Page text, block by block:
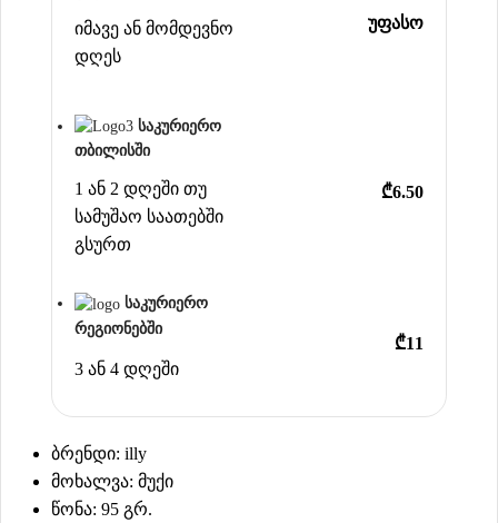
იმავე ან მომდევნო
დღეს
უფასო
საკურიერო
თბილისში
1 ან 2 დღეში თუ
სამუშაო საათებში
გსურთ
₾6.50
საკურიერო
რეგიონებში
3 ან 4 დღეში
₾11
ბრენდი: illy
მოხალვა: მუქი
წონა: 95 გრ.